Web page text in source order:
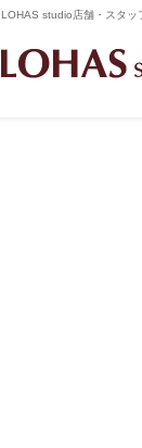
LOHAS studio店舗・スタ